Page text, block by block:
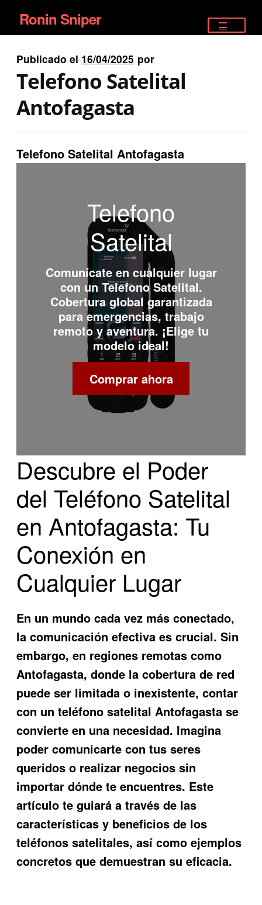
Ir
a
la
navegación
Ir
al
contenido
Ronin Sniper
EQUIPAMIENTO ÉLITE
SATELITALES
Publicado el 16/04/2025 por
Telefono Satelital
Antofagasta
Telefono Satelital Antofagasta
Telefono
Satelital
Comunícate en cualquier lugar
con un Telefono Satelital.
Cobertura global garantizada
para emergencias, trabajo
remoto y aventura. ¡Elige tu
modelo ideal!
Comprar ahora
Descubre el Poder
del Teléfono Satelital
en Antofagasta: Tu
Conexión en
Cualquier Lugar
En un mundo cada vez más conectado,
la comunicación efectiva es crucial. Sin
embargo, en regiones remotas como
Antofagasta, donde la cobertura de red
puede ser limitada o inexistente, contar
con unteléfono satelital Antofagasta se
convierte en una necesidad. Imagina
poder comunicarte con tus seres
queridos o realizar negocios sin
importar dónde te encuentres. Este
artículo te guiará a través de las
características y beneficios de los
teléfonos satelitales, así como ejemplos
concretos que demuestran su eficacia.